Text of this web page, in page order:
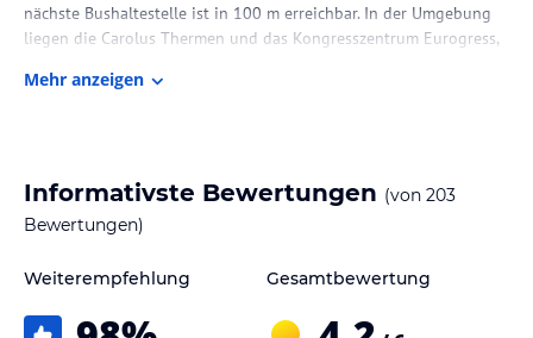
nächste Bushaltestelle ist in 100 m erreichbar. In der Umgebung
liegen die Carolus Thermen und das Kongresszentrum Eurogress,
Tee-/Kaffeemaschine. Zur Standardausstattung gehören ein
Schreibtisch, ein Flachbild-TV mit kostenlosen Sport- und
und Haartrockner. Die Zimmer zeichnen sich durch eine
Mehr anzeigen
Informativste Bewertungen (von 203
Bewertungen)
Weiterempfehlung Gesamtbewertung